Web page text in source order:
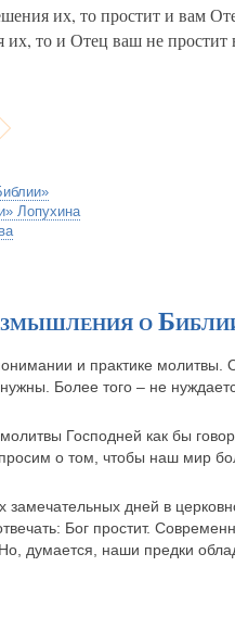
их, то простит и вам
их, то и Отец ваш не
Лопухина
о
и практике молитвы.
Более того – не
Господней как бы
о том, чтобы наш мир
дней в
Бог простит.
думается, наши предки